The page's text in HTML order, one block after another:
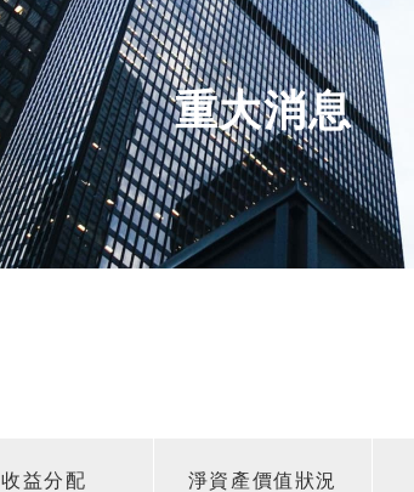
重大消息
收益分配 淨資產價值狀況